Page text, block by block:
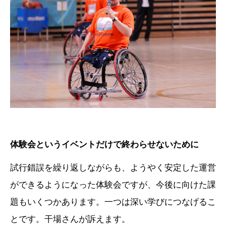
体験会というイベントだけで終わらせないために
試行錯誤を繰り返しながらも、ようやく安定した運営
ができるようになった体験会ですが、今後に向けた課
題もいくつかあります。一つは深い学びにつなげるこ
とです。干場さんが訴えます。